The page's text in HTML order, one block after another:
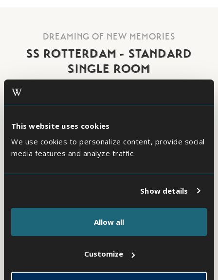
This website uses cookies
We use cookies to personalize content, provide social
media features and analyze traffic.
Show details
Allow all
Customize
DREAMING OF NEW MEMORIES
SS ROTTERDAM - STANDARD
SINGLE ROOM